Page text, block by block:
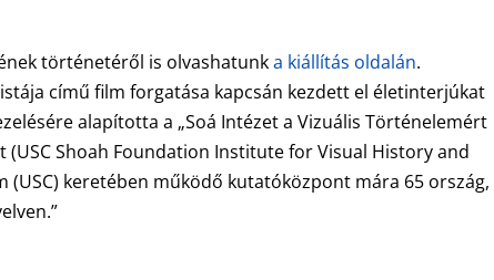
történetéről is olvashatunka kiállítás oldalán.
című film forgatása kapcsán kezdett el életinterjúkat
alapította a „Soá Intézet a Vizuális Történelemért
Shoah Foundation Institute for Visual History and
(USC) keretében működő kutatóközpont mára 65 ország,